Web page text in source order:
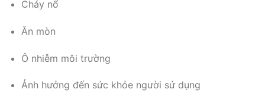
Cháy nổ
Ăn mòn
Ô nhiễm môi trường
Ảnh hưởng đến sức khỏe người sử dụng